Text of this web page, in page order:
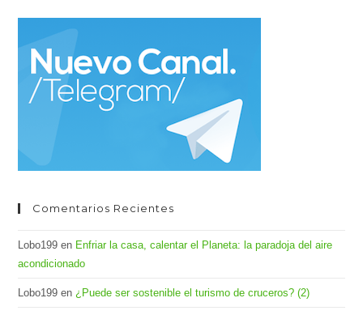
Comentarios Recientes
Lobo199 en Enfriar la casa, calentar el Planeta: la paradoja del aire
acondicionado
Lobo199 en¿Puede ser sostenible el turismo de cruceros? (2)